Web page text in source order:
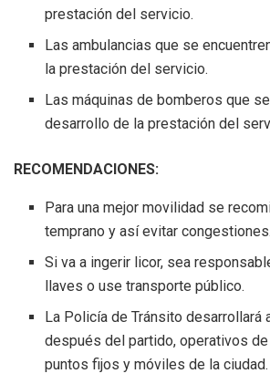
prestación del servicio.
Las ambulancias que se
la prestación del servicio.
Las máquinas de bomberos que
desarrollo de la prestación del
RECOMENDACIONES:
Para una mejor movilidad se
temprano y así evitar congestiones.
Si va a ingerir licor, sea
llaves o use transporte público.
La Policía de Tránsito desarrollará
después del partido, operativos
puntos fijos y móviles de la ciudad.